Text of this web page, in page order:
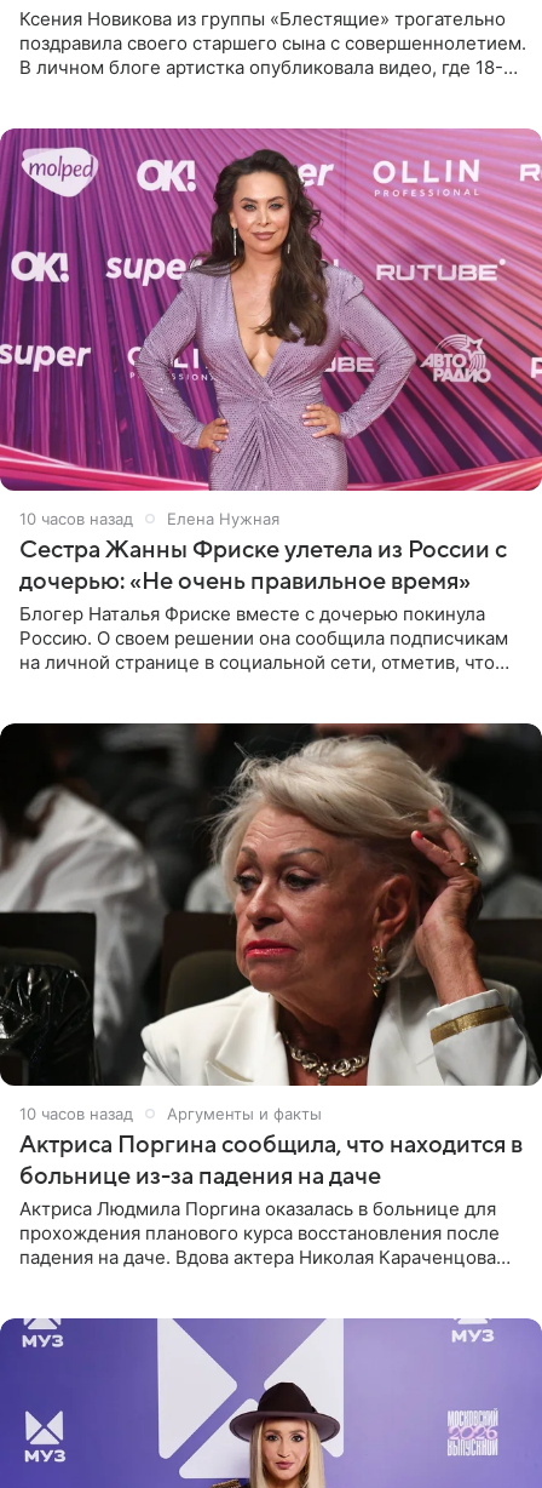
Ксения Новикова из группы «Блестящие» трогательно
поздравила своего старшего сына с совершеннолетием.
В личном блоге артистка опубликовала видео, где 18-
10 часов назад Елена Нужная
Сестра Жанны Фриске улетела из России с
дочерью: «Не очень правильное время»
Блогер Наталья Фриске вместе с дочерью покинула
Россию. О своем решении она сообщила подписчикам
на личной странице в социальной сети, отметив, что
10 часов назад Аргументы и факты
Актриса Поргина сообщила, что находится в
больнице из-за падения на даче
Актриса Людмила Поргина оказалась в больнице для
прохождения планового курса восстановления после
падения на даче. Вдова актера Николая Караченцова